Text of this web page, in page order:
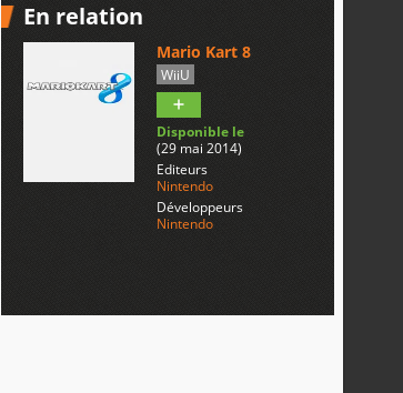
En relation
Mario Kart 8
WiiU
Disponible le
(29 mai 2014)
Editeurs
Nintendo
Développeurs
Nintendo